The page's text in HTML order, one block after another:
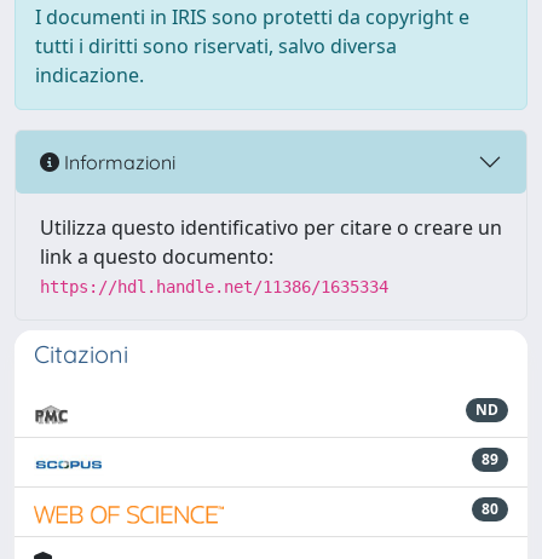
I documenti in IRIS sono protetti da copyright e
tutti i diritti sono riservati, salvo diversa
indicazione.
Informazioni
Utilizza questo identificativo per citare o creare un
link a questo documento:
https://hdl.handle.net/11386/1635334
Citazioni
ND
89
80